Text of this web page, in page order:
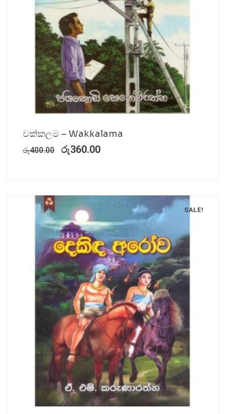
වක්කලම – Wakkalama
රු400.00 රු360.00
SALE!